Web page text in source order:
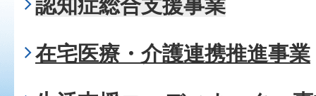
認知症総合支援事業
在宅医療・介護連携推進事業